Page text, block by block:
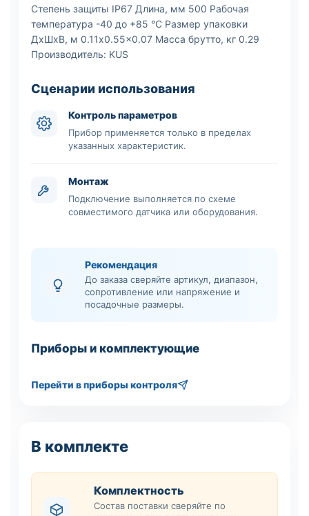
Степень защиты IP67 Длина, мм 500 Рабочая
температура -40 до +85 °C Размер упаковки
ДхШхВ, м 0.11x0.55x0.07 Масса брутто, кг 0.29
Производитель: KUS
Сценарии использования
Контроль параметров
Прибор применяется только в пределах
указанных характеристик.
Монтаж
Подключение выполняется по схеме
совместимого датчика или оборудования.
Рекомендация
До заказа сверяйте артикул, диапазон,
сопротивление или напряжение и
посадочные размеры.
Приборы и комплектующие
Перейти в приборы контроля
В комплекте
Комплектность
Состав поставки сверяйте по